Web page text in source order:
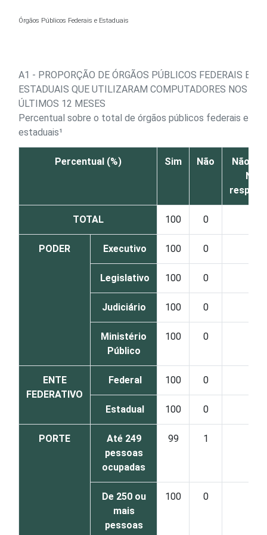
Órgãos Públicos Federais e Estaduais
A1 - PROPORÇÃO DE ÓRGÃOS PÚBLICOS FEDERAIS E
ESTADUAIS QUE UTILIZARAM COMPUTADORES NOS
ÚLTIMOS 12 MESES
Percentual sobre o total de órgãos públicos federais e
estaduais¹
Percentual (%) Sim Não
Não
Não
TOTAL 100 0
PODER Executivo 100 0
Legislativo 100 0
Judiciário 100 0
Ministério
Público
100 0
ENTE
FEDERATIVO
Federal 100 0
Estadual 100 0
PORTE
Até 249
pessoas
ocupadas
99 1
De 250 ou
mais
pessoas
100 0